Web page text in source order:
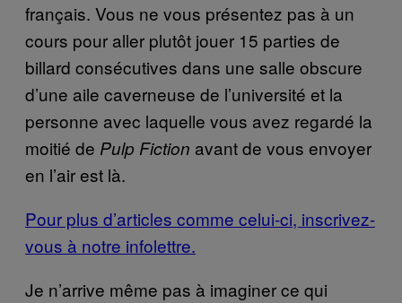
français. Vous ne vous présentez pas à un
cours pour aller plutôt jouer 15 parties de
billard consécutives dans une salle obscure
d’une aile caverneuse de l’université et la
personne avec laquelle vous avez regardé la
moitié de Pulp Fiction avant de vous envoyer
en l’air est là.
Pour plus d’articles comme celui-ci, inscrivez-
vous à notre infolettre.
Je n’arrive même pas à imaginer ce qui